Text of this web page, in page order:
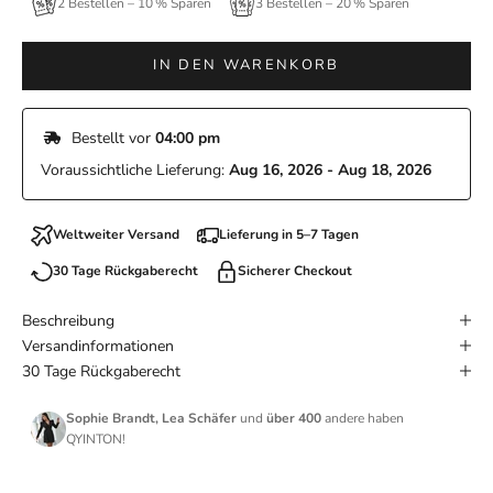
IN DEN WARENKORB
Bestellt vor 04:00 pm
Voraussichtliche Lieferung: Aug 16, 2026 - Aug 18, 2026
Weltweiter Versand Lieferung in 5–7 Tagen
30 Tage Rückgaberecht Sicherer Checkout
Beschreibung
Versandinformationen
30 Tage Rückgaberecht
Sophie Brandt, Lea Schäfer und über 400andere haben
QYINTON!